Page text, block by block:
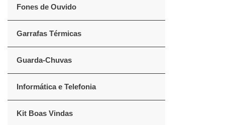
Fones de Ouvido
Garrafas Térmicas
Guarda-Chuvas
Informática e Telefonia
Kit Boas Vindas